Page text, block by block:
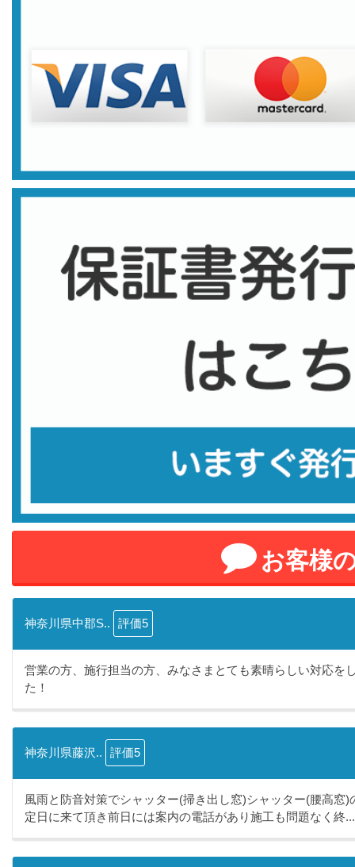
お客様
神奈川県中郡S.. 評価5
営業の方、施行担当の方、みなさまとても素晴らしい対応を
た！
神奈川県藤沢.. 評価5
風雨と防音対策でシャッター(掃き出し窓)シャッター(腰高窓
定日に来て頂き前日には案内の電話があり施工も問題なく終...